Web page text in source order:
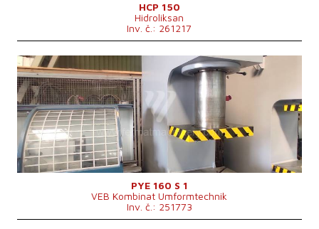
HCP 150
Hidroliksan
Inv. č.: 261217
Rok výroby:
Jmenovitá tvářecí síla lisu
Hmotnost stroje
6838 kg
Rozměry stolu
900x630 mm
Rozměry d x š x v
2200x1250x3280m mm
Výkon hlavního elektromotoru15 kW
Řídící systém
ne
PYE 160 S 1
VEB Kombinat Umformtechnik
Inv. č.: 251773